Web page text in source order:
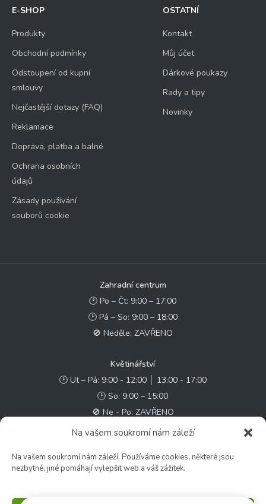
Na vašem soukromí nám záleží
Na vašem soukromí nám záleží. Používáme cookies, některé jsou
nezbytné, jiné pomáhají vylepšit web a váš zážitek.
E-SHOP
Produkty
Obchodní podmínky
Odstoupení od kupní
smlouvy
Nejčastější dotazy (FAQ)
Reklamace
Doprava, platba a balné
Ochrana osobních
údajů
Zásady používání
souborů cookie
OSTATNÍ
Kontakt
Můj účet
Dárkové poukazy
Rady a tipy
Novinky
Zahradní centrum
🕑 Po – Čt: 9:00 – 17:00
🕑 Pá – So: 9:00 – 18:00
🚫 Neděle: ZAVŘENO
Květinářství
🕑 Ut – Pá: 9:00 - 12:00 │ 13:00 - 17:00
🕑 So: 9:00 – 15:00
🚫 Ne - Po: ZAVŘENO
✉️ e-shop@zcstrakovo.cz